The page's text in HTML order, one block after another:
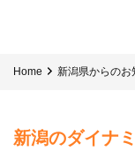
Home 新潟県からのお
新潟のダイナ